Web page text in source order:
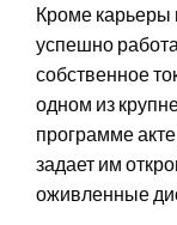
Кроме карьеры
успешно
собственное
одном из
программе
задает им
оживленные